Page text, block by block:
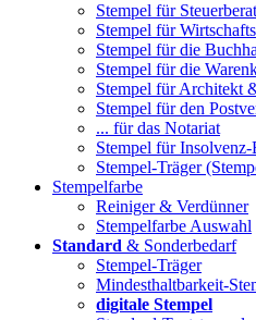
Stempel für
Stempel für
Stempel für die
Stempel für die
Stempel für Architekt
Stempel für den
... für das Notariat
Stempel für
Stempel-Träger
Stempelfarbe
Reiniger & Verdünner
Stempelfarbe Auswahl
Standard & Sonderbedarf
Stempel-Träger
Mindesthaltbarkeit-
digitale Stempel